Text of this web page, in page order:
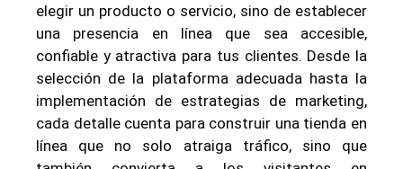
elegir un producto o servicio, sino de establecer
una presencia en línea que sea accesible,
confiable y atractiva para tus clientes. Desde la
selección de la plataforma adecuada hasta la
implementación de estrategias de marketing,
cada detalle cuenta para construir una tienda en
línea que no solo atraiga tráfico, sino que